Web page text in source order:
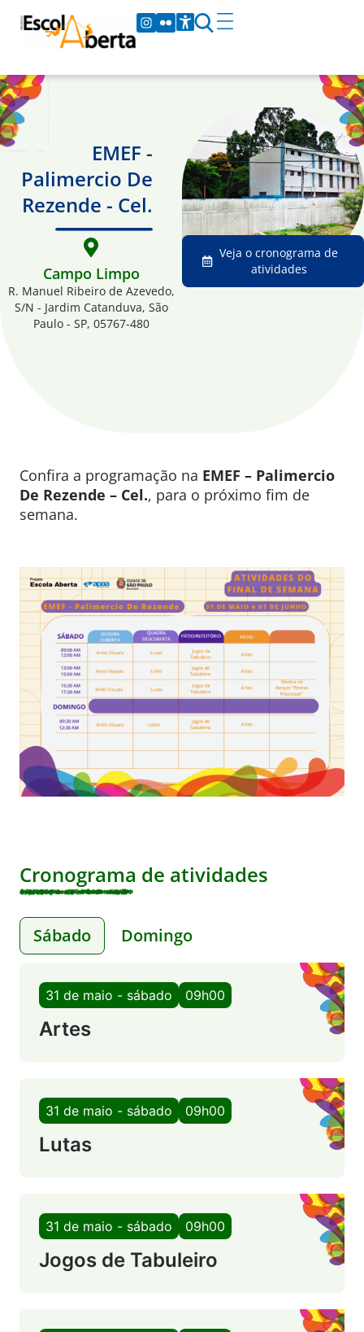
EMEF -
Palimercio De
Rezende - Cel.
Campo Limpo
R. Manuel Ribeiro de Azevedo,
S/N - Jardim Catanduva, São
Paulo - SP, 05767-480
Veja o cronograma de
atividades
Confira a programação na EMEF – Palimercio
De Rezende – Cel., para o próximo fim de
semana.
Cronograma de atividades
Sábado Domingo
31 de maio - sábado 09h00
Artes
31 de maio - sábado 09h00
Lutas
31 de maio - sábado 09h00
Jogos de Tabuleiro